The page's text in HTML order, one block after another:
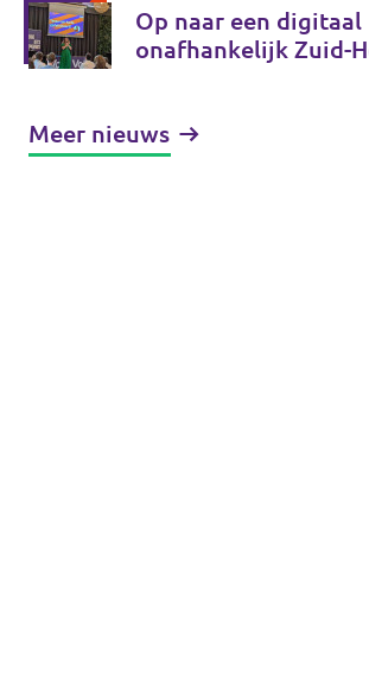
Op naar een digitaal
onafhankelijk Zuid-
Zuid-Holland
Meer nieuws